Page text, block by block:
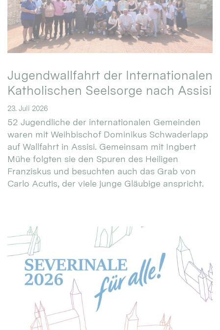
Jugendwallfahrt der Internationalen
Katholischen Seelsorge nach Assisi
23. Juli 2026
52 Jugendliche der internationalen Gemeinden
waren mit Weihbischof Dominikus Schwaderlapp
auf Wallfahrt in Assisi. Gemeinsam mit Ingbert
Mühe folgten sie den Spuren des Heiligen
Franziskus und besuchten auch das Grab von
Carlo Acutis, der viele junge Gläubige anspricht.